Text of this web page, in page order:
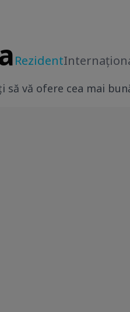
Rezident
să vă ofere cea mai